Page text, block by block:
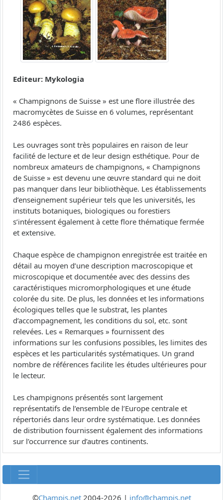
Editeur: Mykologia
« Champignons de Suisse » est une flore illustrée des
macromycètes de Suisse en 6 volumes, représentant
2486 espèces.
Les ouvrages sont très populaires en raison de leur
facilité de lecture et de leur design esthétique. Pour de
nombreux amateurs de champignons, « Champignons
de Suisse » est devenu une œuvre standard qui ne doit
pas manquer dans leur bibliothèque. Les établissements
d’enseignement supérieur tels que les universités, les
instituts botaniques, biologiques ou forestiers
s’intéressent également à cette flore thématique fermée
et extensive.
Chaque espèce de champignon enregistrée est traitée en
détail au moyen d’une description macroscopique et
microscopique et documentée avec des dessins des
caractéristiques micromorphologiques et une étude
colorée du site. De plus, les données et les informations
écologiques telles que le substrat, les plantes
d’accompagnement, les conditions du sol, etc. sont
relevées. Les « Remarques » fournissent des
informations sur les confusions possibles, les limites des
espèces et les particularités systématiques. Un grand
nombre de références facilite les études ultérieures pour
le lecteur.
Les champignons présentés sont largement
représentatifs de l’ensemble de l’Europe centrale et
répertoriés dans leur ordre systématique. Les données
de distribution fournissent également des informations
sur l’occurrence sur d’autres continents.
©Champis.net2004-2026 | info@champis.net